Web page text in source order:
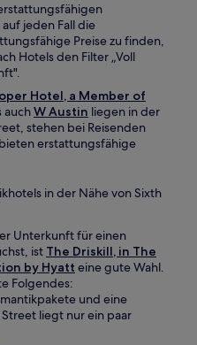
jeden Fall die
Preise zu finden,
Hotels den Filter „Voll
Hotel, a Member of
auchW Austin liegen in der
stehen bei Reisenden
erstattungsfähige
in der Nähe von Sixth
Unterkunft für einen
ist The Driskill, in The
by Hyatt eine gute Wahl.
Folgendes:
und eine
liegt nur ein paar